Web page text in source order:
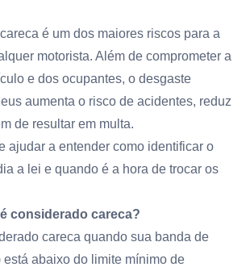
é um dos maiores riscos para a
motorista. Além de comprometer a
e dos ocupantes, o desgaste
aumenta o risco de acidentes, reduz
de resultar em multa.
ajudar a entender como identificar o
a lei e quando é a hora de trocar os
considerado careca?
careca quando sua banda de
está abaixo do limite mínimo de